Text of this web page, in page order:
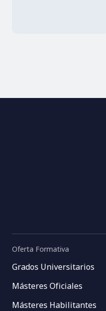
Oferta Formativa
Grados Universitarios
Másteres Oficiales
Másteres Habilitantes